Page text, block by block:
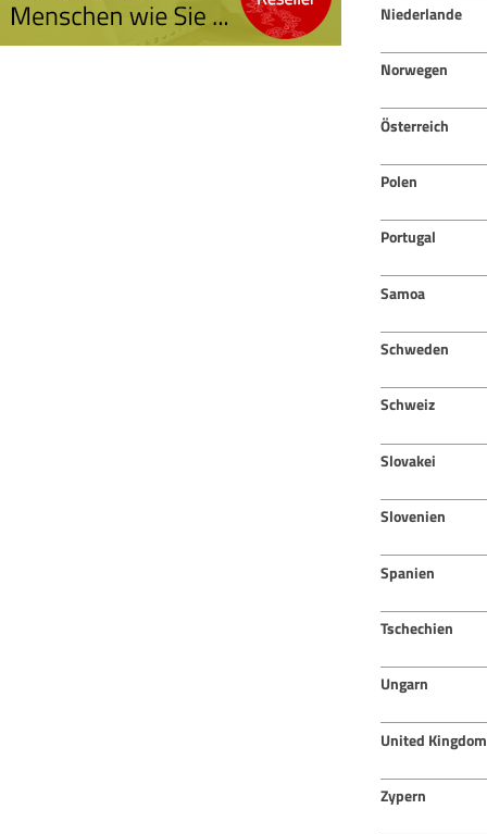
Niederlande
Norwegen
Österreich
Polen
Portugal
Samoa
Schweden
Schweiz
Slovakei
Slovenien
Spanien
Tschechien
Ungarn
United Kingdom
Zypern